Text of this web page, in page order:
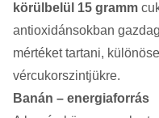
körülbelül 15 gramm
antioxidánsokban
mértéket tartani,
vércukorszintjükre.
Banán – energiaforrás